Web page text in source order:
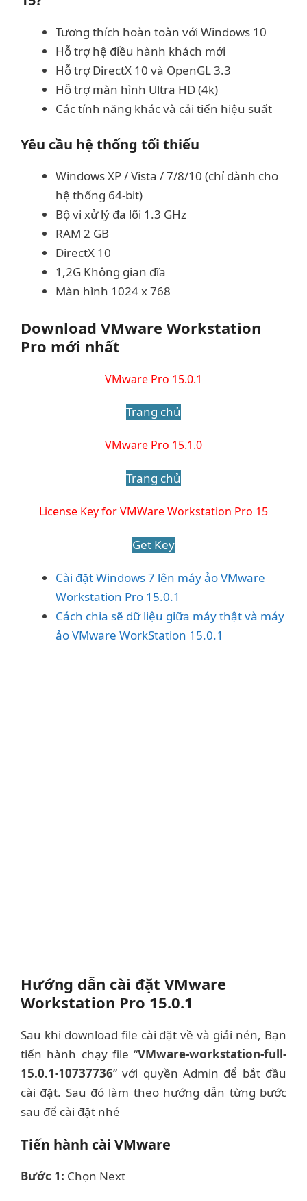
Tương thích hoàn toàn với Windows 10
Hỗ trợ hệ điều hành khách mới
Hỗ trợ DirectX 10 và OpenGL 3.3
Hỗ trợ màn hình Ultra HD (4k)
Các tính năng khác và cải tiến hiệu suất
Yêu cầu hệ thống tối thiểu
Windows XP / Vista / 7/8/10 (chỉ dành cho
hệ thống 64-bit)
Bộ vi xử lý đa lõi 1.3 GHz
RAM 2 GB
DirectX 10
1,2G Không gian đĩa
Màn hình 1024 x 768
Download VMware Workstation
Pro mới nhất
VMware Pro 15.0.1
Trang chủ
VMware Pro 15.1.0
Trang chủ
License Key for VMWare Workstation Pro 15
Get Key
Cài đặt Windows 7 lên máy ảo VMware
Workstation Pro 15.0.1
Cách chia sẽ dữ liệu giữa máy thật và máy
ảo VMware WorkStation 15.0.1
Hướng dẫn cài đặt VMware
Workstation Pro 15.0.1
Sau khi download file cài đặt về và giải nén, Bạn
tiến hành chạy file “VMware-workstation-full-
15.0.1-10737736” với quyền Admin để bắt đầu
cài đặt. Sau đó làm theo hướng dẫn từng bước
sau để cài đặt nhé
Tiến hành cài VMware
Bước 1: Chọn Next